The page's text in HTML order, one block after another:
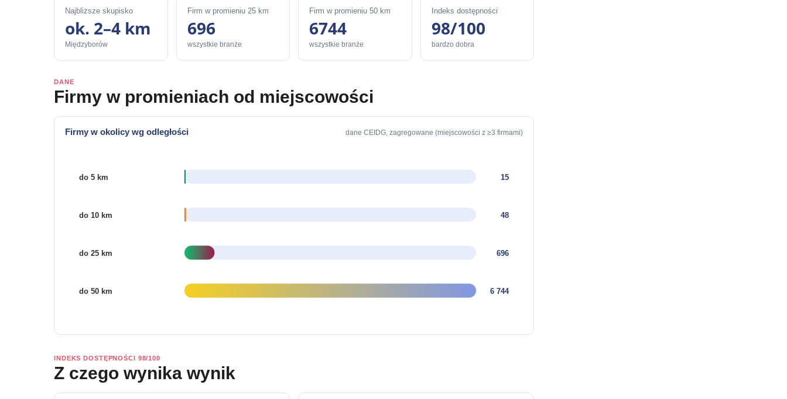
Najbliższe skupisko
ok. 2–4 km
Międzyborów
Firm w promieniu 25 km
696
wszystkie branże
Firm w promieniu 50 km
6744
wszystkie branże
Indeks dostępności
98/100
bardzo dobra
DANE
Firmy w promieniach od miejscowości
Firmy w okolicy wg odległości dane CEIDG, zagregowane (miejscowości z ≥3 firmami)
INDEKS DOSTĘPNOŚCI 98/100
Z czego wynika wynik